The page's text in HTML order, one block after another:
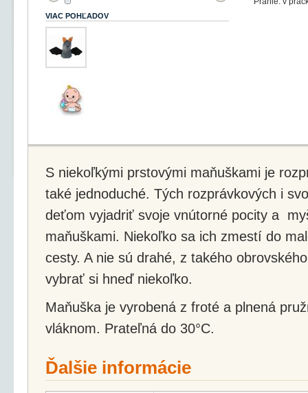
VIAC POHĽADOV
S niekoľkými prstovými maňuškami je
také jednoduché. Tých rozprávkových i
deťom vyjadriť svoje vnútorné pocity a
maňuškami. Niekoľko sa ich zmestí do
cesty. A nie sú drahé, z takého
vybrať si hneď niekoľko.
Maňuška je vyrobená z froté a plnená
vláknom. Prateľná do 30°C.
Ďalšie informácie